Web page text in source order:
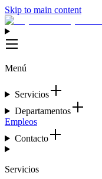
Skip to main content
Menú
Servicios
Departamentos
Empleos
Contacto
Servicios